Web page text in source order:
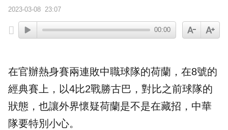
2023-03-08 23:07
00:00
在官辦熱身賽兩連敗中職球隊的荷蘭 ，在8號的
經典賽上，以4比2戰勝古巴 ，對比之前球隊的
狀態，也讓外界懷疑荷蘭是不是在藏招，中華
隊要特別小心。